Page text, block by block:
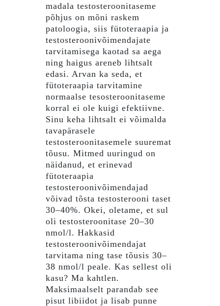
madala testosteroonitaseme
põhjus on mõni raskem
patoloogia, siis fütoteraapia ja
testosteroonivõimendajate
tarvitamisega kaotad sa aega
ning haigus areneb lihtsalt
edasi. Arvan ka seda, et
fütoteraapia tarvitamine
normaalse tesosteroonitaseme
korral ei ole kuigi efektiivne.
Sinu keha lihtsalt ei võimalda
tavapärasele
testosteroonitasemele suuremat
tõusu. Mitmed uuringud on
näidanud, et erinevad
fütoteraapia
testosteroonivõimendajad
võivad tõsta testosterooni taset
30–40%. Okei, oletame, et sul
oli testosteroonitase 20–30
nmol/l. Hakkasid
testosteroonivõimendajat
tarvitama ning tase tõusis 30–
38 nmol/l peale. Kas sellest oli
kasu? Ma kahtlen.
Maksimaalselt parandab see
pisut libiidot ja lisab punne